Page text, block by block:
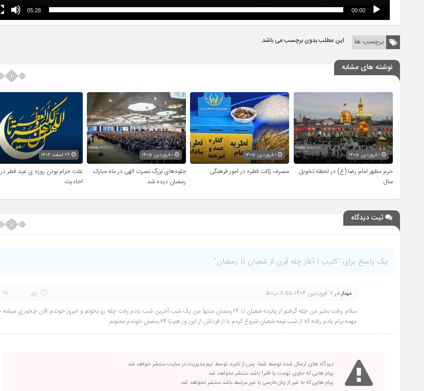
00:00
05:28
برچسب ها این مطلب بدون برچسب می باشد.
نوشته های مشابه
حرم مطهر امام رضا (ع) در لحظه تحویل
سال
۱ فروردین ۱۴۰۵
مصرف زکات فطره در امور فرهنگی
جلوه‌های بزرگ نصرت الهی در ماه مبارک
رمضان دیده شد
علت حرام بودن روزه ی عید فطر در
احادیث
ثبت دیدگاه
یک پاسخ برای “کلیپ | آغاز چله قرن از شعبان تا رمضان”
40 مهنازدر۷ فروردین ۱۴۰۴ ۸:۵۵ ب٫ظ
سلام وقت بخیر من چله گرفتم از پانزده شعبان تا ۲۴رمضان منتها من یک شب آخرین شب یادم رفت چله رو بخونم و امروز خوندم الان چجوری
مهمه برام یادم رفته که از شب نیمه شعبان شروع کردم یا از فرداش از این ور هم تا ۲۴رمضان خوندم ممنونم
دیدگاه های ارسال شده توسط شما، پس از تایید توسط تیم مدیریت در سایت منتشر خواهد شد.
پیام هایی که حاوی تهمت یا افترا باشد منتشر نخواهد شد.
پیام هایی که به غیر از زبان فارسی یا غیر مرتبط باشد منتشر نخواهد شد.